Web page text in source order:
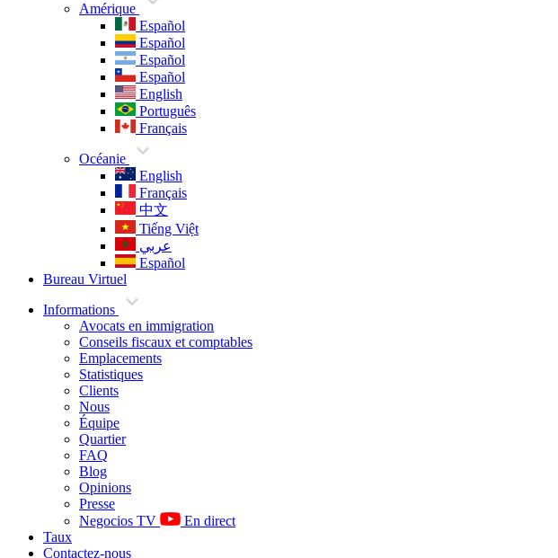
Amérique
Español
Español
Español
Español
English
Português
Français
Océanie
English
Français
中文
Tiếng Việt
عربي
Español
Bureau Virtuel
Informations
Avocats en immigration
Conseils fiscaux et comptables
Emplacements
Statistiques
Clients
Nous
Équipe
Quartier
FAQ
Blog
Opinions
Presse
Negocios TV
En direct
Taux
Contactez-nous